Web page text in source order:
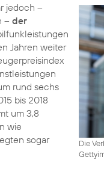
Die
jedoch –
– der
Jahren weiter
rund sechs
bis 2018
um 3,8
wie
sogar